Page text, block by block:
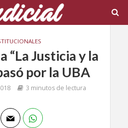
“La Justicia y la
por la UBA
3 minutos de lectura